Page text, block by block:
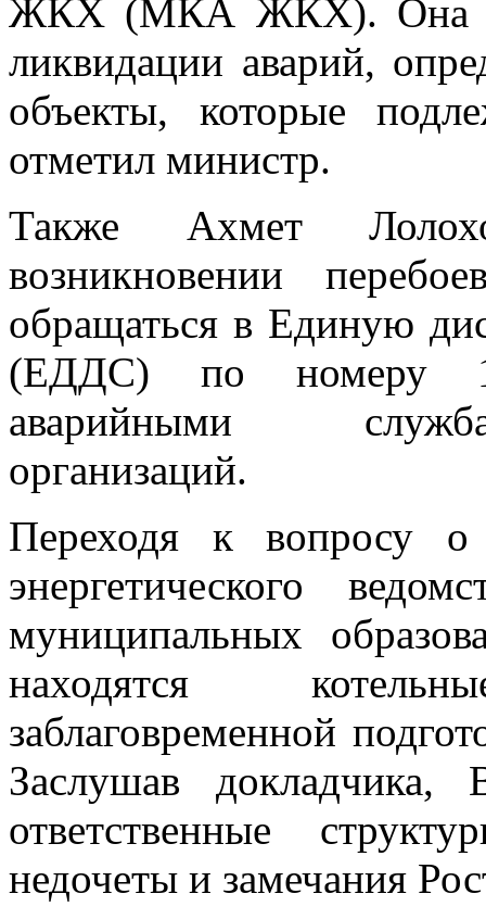
ЖКХ (МКА ЖКХ). Она
ликвидации аварий,
объекты, которые
отметил министр.
Также Ахмет
возникновении
обращаться в Единую
(ЕДДС) по номеру
аварийными
организаций.
Переходя к вопросу о
энергетического
муниципальных
находятся
заблаговременной
Заслушав докладчика,
ответственные
недочеты и замечания